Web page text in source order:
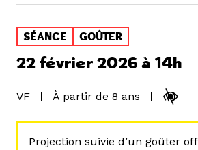
SÉANCE GOÛTER
22 février 2026 à 14h
VF À partir de 8 ans
Projection suivie d’un goûter